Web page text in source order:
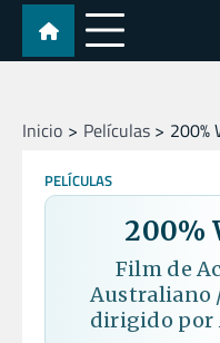
Skip
content
Inicio Películas 200%
PELÍCULAS
200%
Film de
Australiano
dirigido por